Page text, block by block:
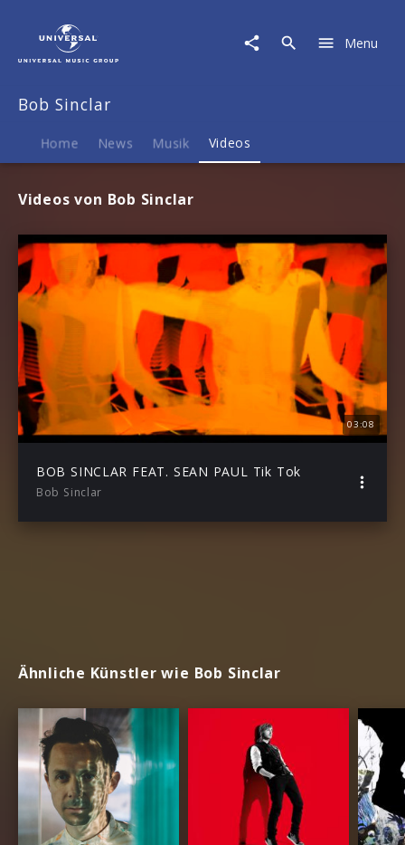
Videos
Menu
Bob Sinclar
Home News Musik Videos
Videos von Bob Sinclar
03:08
BOB SINCLAR FEAT. SEAN PAUL Tik Tok
Bob Sinclar
Ähnliche Künstler wie Bob Sinclar